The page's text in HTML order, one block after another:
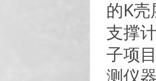
的K
支撑
子项
测仪